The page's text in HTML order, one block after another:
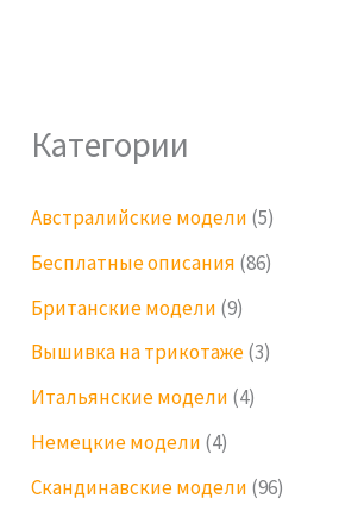
Категории
Австралийские модели (5)
Бесплатные описания (86)
Британские модели (9)
Вышивка на трикотаже(3)
Итальянские модели (4)
Немецкие модели (4)
Скандинавские модели (96)